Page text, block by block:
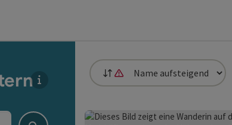
Für die Liste stehen Filter zur
Sortierung
Die Sortierung nach Entfernung